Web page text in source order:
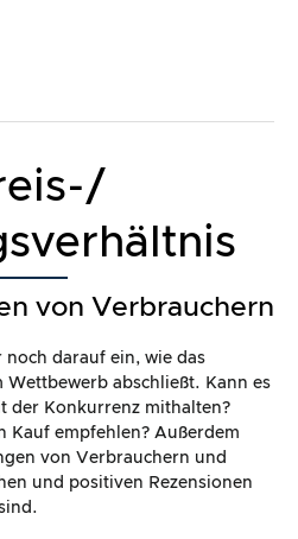
von Verbrauchern
noch darauf ein, wie das
abschließt. Kann es
der Konkurrenz mithalten?
Kauf empfehlen? Außerdem
von Verbrauchern und
und positiven Rezensionen